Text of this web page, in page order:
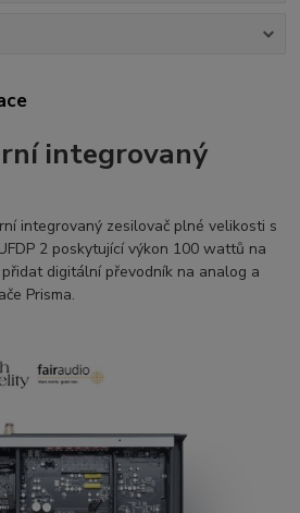
integrovaný
integrovaný zesilovač plné velikosti s
2 poskytující výkon 100 wattů na
digitální převodník na analog a
Prisma.